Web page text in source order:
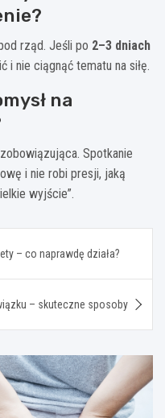
rząd. Jeśli po 2–3 dniach
i nie ciągnąć tematu na siłę.
na
Spotkanie
i nie robi presji, jaką
wyjście”.
– co naprawdę działa?
– skuteczne sposoby